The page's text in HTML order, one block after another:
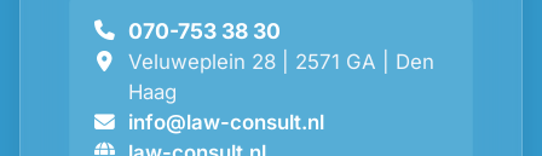
070-753 38 30
Veluweplein 28 | 2571 GA | Den
Haag
info@law-consult.nl